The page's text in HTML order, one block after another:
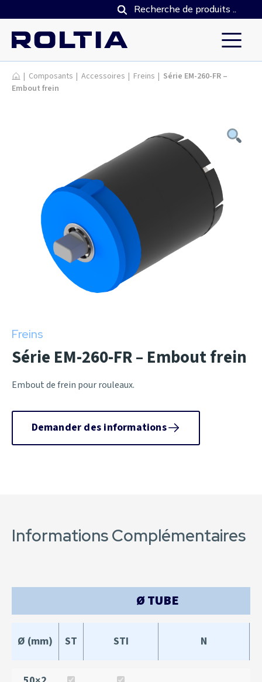
Produits
| Composants | Accessoires | Freins | Série EM-260-FR –
Embout frein
Freins
Série EM-260-FR – Embout frein
Embout de frein pour rouleaux.
Demander des informations
Informations Complémentaires
Ø TUBE
Ø (mm) ST STI N